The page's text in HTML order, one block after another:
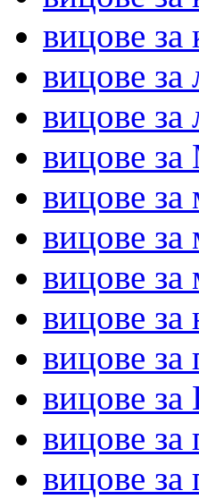
вицове за
вицове за
вицове за
вицове
вицове
вицове
вицове за
вицове за
вицове за
вицове
вицове за
вицове за